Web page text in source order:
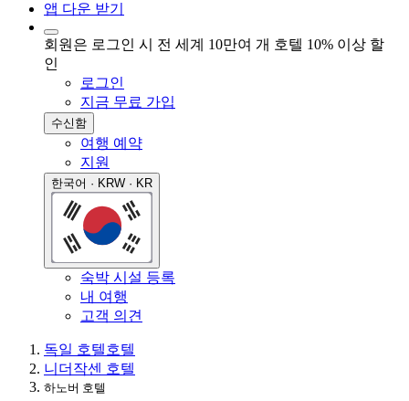
앱 다운 받기
회원은 로그인 시 전 세계 10만여 개 호텔 10% 이상 할
인
로그인
지금 무료 가입
수신함
여행 예약
지원
한국어 · KRW · KR
숙박 시설 등록
내 여행
고객 의견
독일 호텔호텔
니더작센 호텔
하노버 호텔